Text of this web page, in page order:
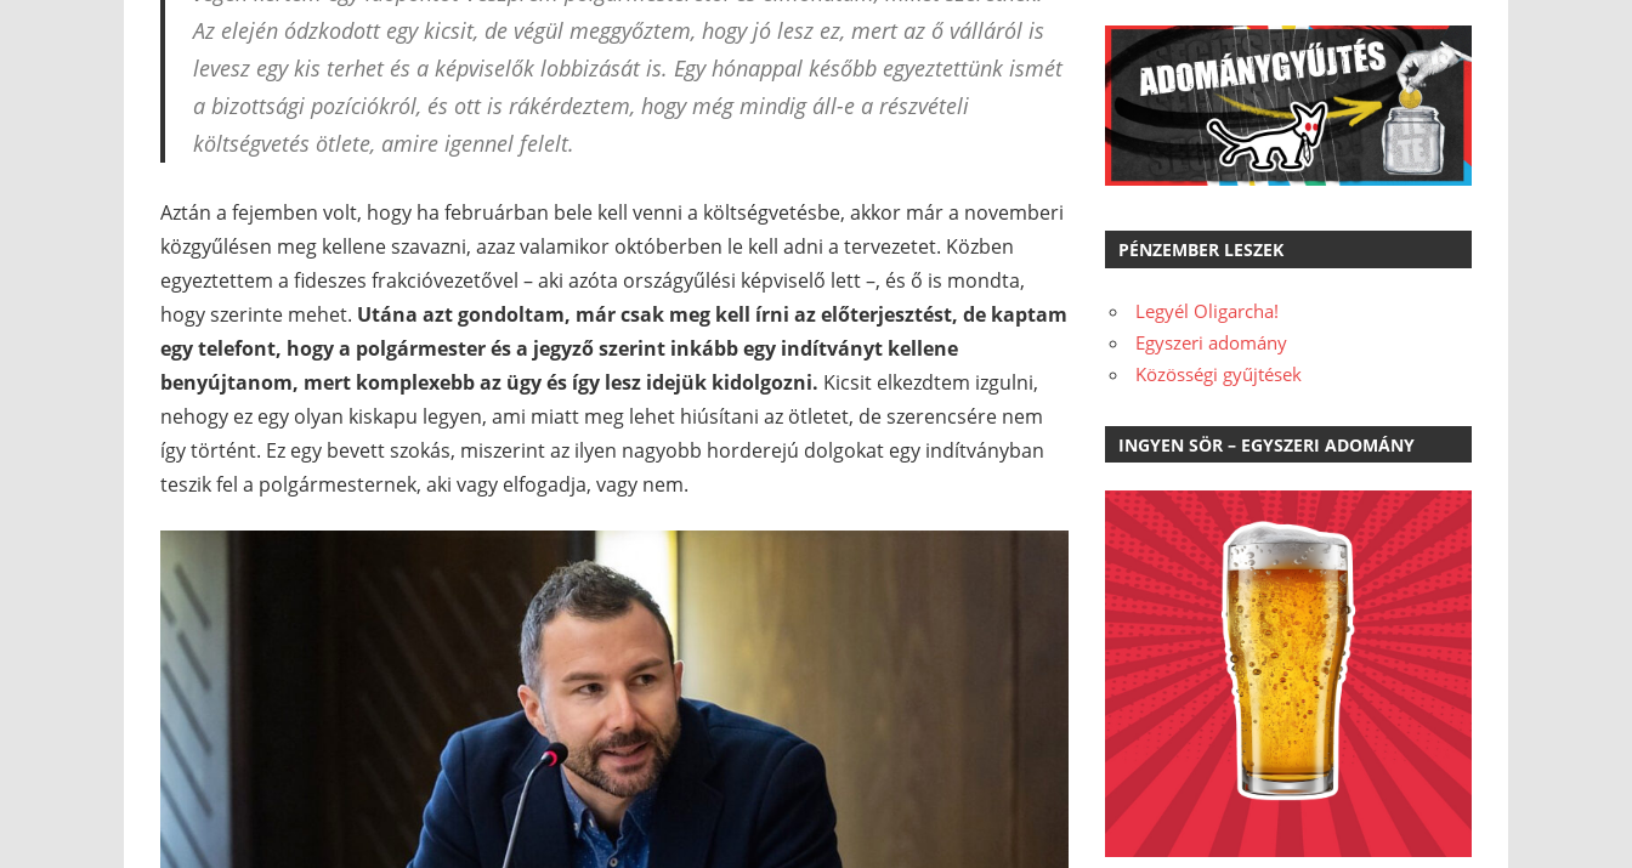
Az elején ódzkodott egy kicsit, de végül meggyőztem, hogy jó lesz ez, mert az ő válláról is
levesz egy kis terhet és a képviselők lobbizását is. Egy hónappal később egyeztettünk ismét
a bizottsági pozíciókról, és ott is rákérdeztem, hogy még mindig áll-e a részvételi
költségvetés ötlete, amire igennel felelt.
Aztán a fejemben volt, hogy ha februárban bele kell venni a költségvetésbe, akkor már a novemberi
közgyűlésen meg kellene szavazni, azaz valamikor októberben le kell adni a tervezetet. Közben
egyeztettem a fideszes frakcióvezetővel – aki azóta országyűlési képviselő lett –, és ő is mondta,
hogy szerinte mehet. Utána azt gondoltam, már csak meg kell írni az előterjesztést, de kaptam
egy telefont, hogy a polgármester és a jegyző szerint inkább egy indítványt kellene
benyújtanom, mert komplexebb az ügy és így lesz idejük kidolgozni. Kicsit elkezdtem izgulni,
nehogy ez egy olyan kiskapu legyen, ami miatt meg lehet hiúsítani az ötletet, de szerencsére nem
így történt. Ez egy bevett szokás, miszerint az ilyen nagyobb horderejú dolgokat egy indítványban
teszik fel a polgármesternek, aki vagy elfogadja, vagy nem.
PÉNZEMBER LESZEK
Legyél Oligarcha!
Egyszeri adomány
Közösségi gyűjtések
INGYEN SÖR – EGYSZERI ADOMÁNY